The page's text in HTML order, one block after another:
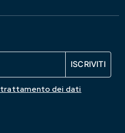
trattamento dei dati